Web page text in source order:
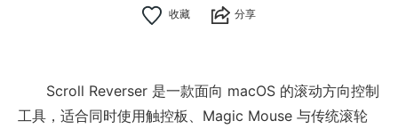
分享
Scroll Reverser 是一款面向 macOS 的滚动方向控制
工具，适合同时使用触控板、Magic Mouse 与传统滚轮